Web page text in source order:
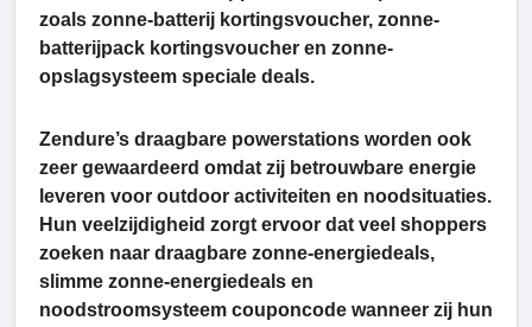
zoals zonne-batterij kortingsvoucher, zonne-
batterijpack kortingsvoucher en zonne-
opslagsysteem speciale deals.
Zendure’s draagbare powerstations worden ook
zeer gewaardeerd omdat zij betrouwbare energie
leveren voor outdoor activiteiten en noodsituaties.
Hun veelzijdigheid zorgt ervoor dat veel shoppers
zoeken naar draagbare zonne-energiedeals,
slimme zonne-energiedeals en
noodstroomsysteem couponcode wanneer zij hun